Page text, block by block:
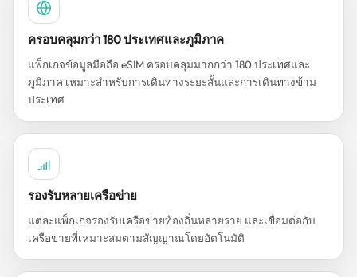
ครอบคลุมกว่า 180 ประเทศและภูมิภาค
แพ็กเกจข้อมูลมือถือ eSIM ครอบคลุมมากกว่า 180 ประเทศและ
ภูมิภาค เหมาะสำหรับการเดินทางระยะสั้นและการเดินทางข้าม
ประเทศ
รองรับหลายเครือข่าย
แต่ละแพ็กเกจรองรับเครือข่ายท้องถิ่นหลายราย และเชื่อมต่อกับ
เครือข่ายที่เหมาะสมตามสัญญาณโดยอัตโนมัติ